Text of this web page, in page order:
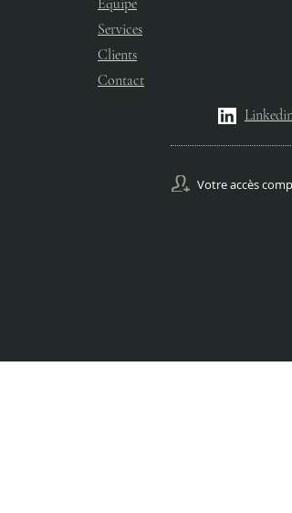
Équipe
Services​
Clients
Contact
Linkedin
Votre accès